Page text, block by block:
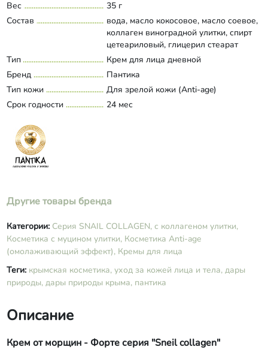
Вес
35 г
Состав
вода, масло кокосовое, масло соевое,
коллаген виноградной улитки, спирт
цетеариловый, глицерил стеарат
(органический), цетил пальмитат,
глицерин (растительный), ПЭГ -40,
ксантановая камедь, фруктовые
органические кислоты (бензойная,
сорбиновая, янтарная), бензиловый
Развернуть состав
Тип
Крем для лица дневной
Бренд
Пантика
Тип кожи
Для зрелой кожи (Anti-age)
Срок годности
24 мес
Другие товары бренда
Категории: Серия SNAIL COLLAGEN, с коллагеном улитки,
Косметика с муцином улитки, Косметика Anti-age
(омолаживающий эффект), Кремы для лица
Теги: крымская косметика, уход за кожей лица и тела, дары
природы, дары природы крыма, пантика
Описание
Крем от морщин - Форте серия "Sneil collagen"